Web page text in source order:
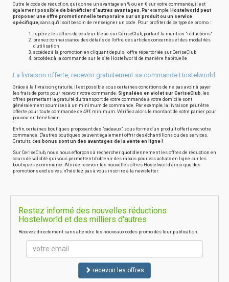
Outre le code de réduction, qui donne un avantage en % ou en € sur votre commande, il est
également possible de bénéficier d'autres avantages. Par exemple, Hostelworld peut
proposer une offre promotionnelle temporaire sur un produit ou un service
spécifique, sans qu'il soit besoin de renseigner un code. Pour profiter de ce type de promo :
repérez les offres de couleur bleue sur CeriseClub, portant la mention "réductions"
prenez connaissance des détails de l'offre, des articles concernés et des modalités
d'utilisation
accédez à la promotion en cliquant depuis l'offre répertoriée sur CeriseClub
procédez à la commande sur le site Hostelworld de manière habituelle
La livraison offerte, recevoir gratuitement sa commande Hostelworld
Grâce à la livraison gratuite, il est possible sous certaines conditions de ne pas avoir à payer
les frais de ports pour recevoir votre commande. Signalées en violet sur CeriseClub, les
offres permettant la gratuité du transport de votre commande à votre domicile sont
généralement soumises à un minimum de commande. Par exemple, la livraison peut être
offerte pour toute commande de 49€ minimum. Vérifiez alors le montant de votre panier pour
pouvoir en bénéficier.
Enfin, certaines boutiques proposent des "cadeaux", sous forme d'un produit offert avec votre
commande. D'autres boutiques peuvent également offrir des échantillons ou des services.
Gratuits, ces bonus sont un des avantages de la vente en ligne !
Sur CeriseClub, nous nous efforçons à rechercher quotidiennement les offres de réduction en
cours de validité qui vous permettent d'obtenir des rabais pour vos achats en ligne sur les
boutiques e-commerce. Afin de recevoir les nouvelles offres Hostelworld ainsi que des
promotions exclusives, n'hésitez pas à vous inscrire à la newsletter.
Restez informé des nouvelles réductions
Hostelworld et des milliers d'autres
Recevez directement sans attendre les nouveaux codes promo dès leur publication.
recevoir les offres